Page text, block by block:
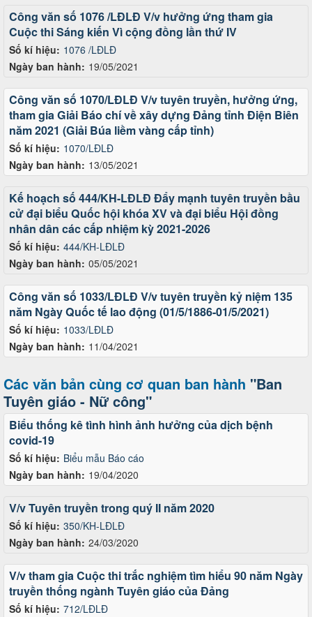
Số kí hiệu: 1076 /LĐLĐ
Ngày ban hành: 19/05/2021
Công văn số 1076 /LĐLĐ V/v hưởng ứng tham gia
Cuộc thi Sáng kiến Vì cộng đồng lần thứ IV
Số kí hiệu: 1070/LĐLĐ
Ngày ban hành: 13/05/2021
Công văn số 1070/LĐLĐ V/v tuyên truyền, hưởng ứng,
tham gia Giải Báo chí về xây dựng Đảng tỉnh Điện Biên
năm 2021 (Giải Búa liềm vàng cấp tỉnh)
Số kí hiệu: 444/KH-LĐLĐ
Ngày ban hành: 05/05/2021
Kế hoạch số 444/KH-LĐLĐ Đẩy mạnh tuyên truyền bầu
cử đại biểu Quốc hội khóa XV và đại biểu Hội đồng
nhân dân các cấp nhiệm kỳ 2021-2026
Số kí hiệu: 1033/LĐLĐ
Ngày ban hành: 11/04/2021
Công văn số 1033/LĐLĐ V/v tuyên truyền kỷ niệm 135
năm Ngày Quốc tế lao động (01/5/1886-01/5/2021)
Các văn bản cùng cơ quan ban hành "Ban
Tuyên giáo - Nữ công"
Số kí hiệu: Biểu mẫu Báo cáo
Ngày ban hành: 19/04/2020
Biểu thống kê tình hình ảnh hưởng của dịch bệnh
covid-19
Số kí hiệu: 350/KH-LĐLĐ
Ngày ban hành: 24/03/2020
V/v Tuyên truyền trong quý II năm 2020
Số kí hiệu: 712/LĐLĐ
V/v tham gia Cuộc thi trắc nghiệm tìm hiểu 90 năm Ngày
truyền thống ngành Tuyên giáo của Đảng